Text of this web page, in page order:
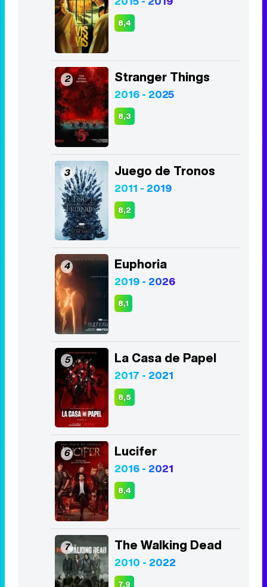
8,4
2 Stranger Things
2016 - 2025
8,3
3 Juego de Tronos
2011 - 2019
8,2
4 Euphoria
2019 - 2026
8,1
5 La Casa de Papel
2017 - 2021
8,5
6 Lucifer
2016 - 2021
8,4
7 The Walking Dead
2010 - 2022
7,9